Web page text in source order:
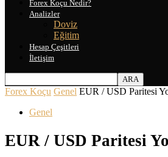
Forex Koçu Nedir?
Analizler
Doviz
Eğitim
Hesap Çeşitleri
İletişim
Forex Koçu Genel EUR / USD Paritesi
Genel
EUR / USD Paritesi